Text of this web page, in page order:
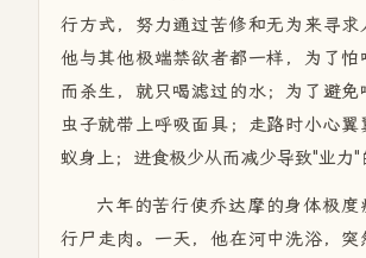
行方式，努力通过苦修和无为来寻求
他与其他极端禁欲者都一样，为了怕
而杀生，就只喝滤过的水；为了避免
虫子就带上呼吸面具；走路时小心翼
蚁身上；进食极少从而减少导致"业力"
六年的苦行使乔达摩的身体极度
行尸走肉。一天，他在河中洗浴，突